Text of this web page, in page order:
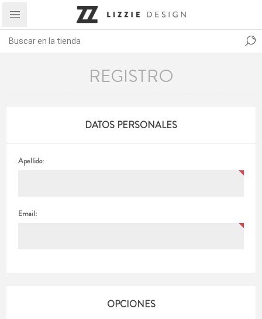
REGISTRO
DATOS PERSONALES
Apellido:
Email:
OPCIONES